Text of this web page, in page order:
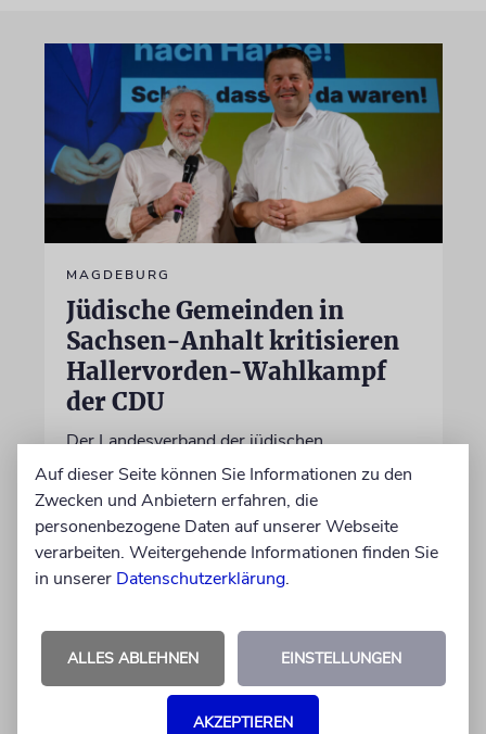
MAGDEBURG
Jüdische Gemeinden in
Sachsen-Anhalt kritisieren
Hallervorden-Wahlkampf
der CDU
Der Landesverband der jüdischen
Gemeinschaft schaltet sich mit deutlichen
Worten in die Debatte ein
06.08.2026
Auf dieser Seite können Sie Informationen zu den
Zwecken und Anbietern erfahren, die
personenbezogene Daten auf unserer Webseite
verarbeiten. Weitergehende Informationen finden Sie
in unserer Datenschutzerklärung.
ALLES ABLEHNEN EINSTELLUNGEN
AKZEPTIEREN